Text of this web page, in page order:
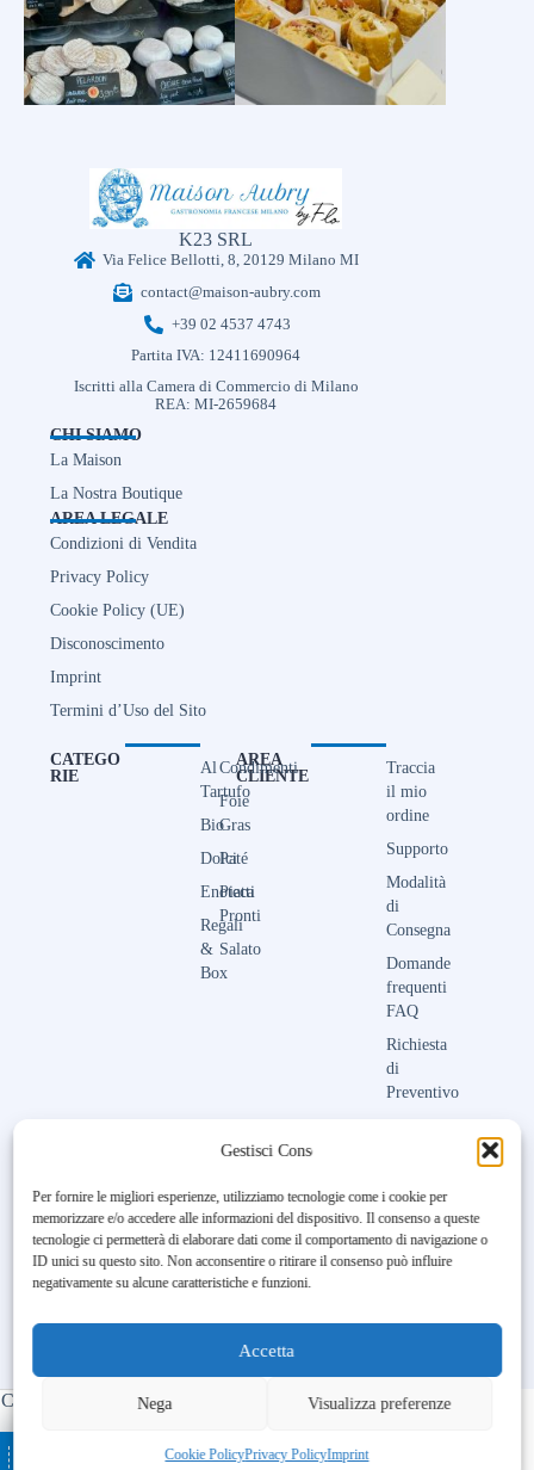
Gestisci Consenso
Per fornire le migliori esperienze, utilizziamo tecnologie come i cookie per
memorizzare e/o accedere alle informazioni del dispositivo. Il consenso a queste
tecnologie ci permetterà di elaborare dati come il comportamento di navigazione o
ID unici su questo sito. Non acconsentire o ritirare il consenso può influire
negativamente su alcune caratteristiche e funzioni.
Accetta
Nega Visualizza preferenze
Cookie PolicyPrivacy PolicyImprint
K23 SRL
Via Felice Bellotti, 8, 20129 Milano MI
contact@maison-aubry.com
+39 02 4537 4743
Partita IVA: 12411690964
Iscritti alla Camera di Commercio di Milano
REA: MI-2659684
CHI SIAMO
La Maison
La Nostra Boutique
AREA LEGALE
Condizioni di Vendita
Privacy Policy
Cookie Policy (UE)
Disconoscimento
Imprint
Termini d’Uso del Sito
CATEGO
RIE
Al
Tartufo
Bio
Dolci
Enoteca
Regali
&
Box
Condimenti
Foie
Gras
Paté
Piatti
Pronti
Salato
AREA
CLIENTE
Traccia
il mio
ordine
Supporto
Modalità
di
Consegna
Domande
frequenti
FAQ
Richiesta
di
Preventivo
Unfortunately, the 7-day trial
period has expired.Check our
subscription plans! >>
Copyright © 2023-2026 Maison Aubry | All Rights Reserved |
Ottimizzato con